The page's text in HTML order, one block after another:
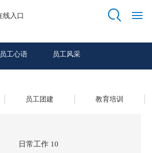
员工心语 员工风采
员工团建 教育培训
日常工作 10